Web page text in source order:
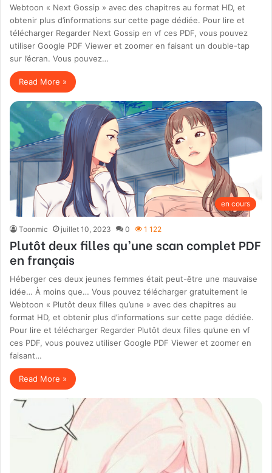
Webtoon « Next Gossip » avec des chapitres au format HD, et
obtenir plus d’informations sur cette page dédiée. Pour lire et
télécharger Regarder Next Gossip en vf ces PDF, vous pouvez
utiliser Google PDF Viewer et zoomer en faisant un double-tap
sur l’écran. Vous pouvez…
Read More »
en cours
Toonmic juillet 10, 2023 0 1 122
Plutôt deux filles qu’une scan complet PDF
en français
Héberger ces deux jeunes femmes était peut-être une mauvaise
idée… À moins que… Vous pouvez télécharger gratuitement le
Webtoon « Plutôt deux filles qu’une » avec des chapitres au
format HD, et obtenir plus d’informations sur cette page dédiée.
Pour lire et télécharger Regarder Plutôt deux filles qu’une en vf
ces PDF, vous pouvez utiliser Google PDF Viewer et zoomer en
faisant…
Read More »